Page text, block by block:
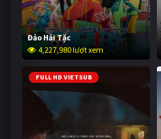
Đảo Hải Tặc
4,227,980 lượt xem
FULL HD VIETSUB